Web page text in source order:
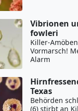
Vibrionen
fowleri
Killer-
Vormarsch!
Alarm
Texas
Behörden
(6) stirbt an